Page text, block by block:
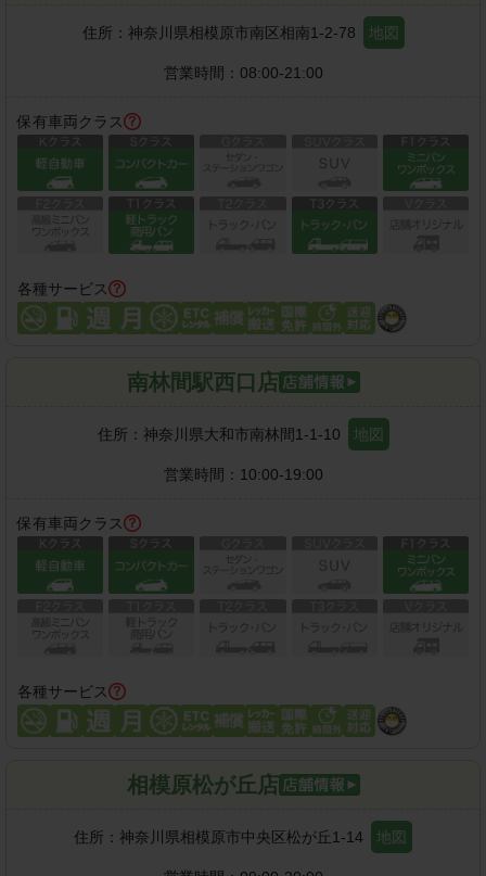
住所： 神奈川県相模原市南区相南1-2-78 地図
営業時間： 08:00-21:00
保有車両クラス
各種サービス
南林間駅西口店
住所： 神奈川県大和市南林間1-1-10 地図
営業時間： 10:00-19:00
保有車両クラス
各種サービス
相模原松が丘店
住所： 神奈川県相模原市中央区松が丘1-14 地図